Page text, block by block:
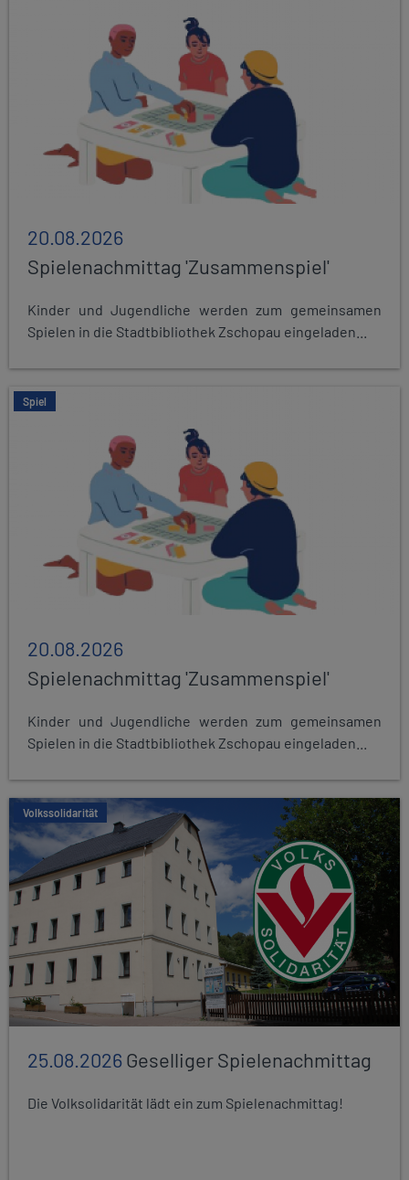
20.08.2026
Spielenachmittag 'Zusammenspiel'
Kinder und Jugendliche werden zum gemeinsamen
Spielen in die Stadtbibliothek Zschopau eingeladen...
Spiel
20.08.2026
Spielenachmittag 'Zusammenspiel'
Kinder und Jugendliche werden zum gemeinsamen
Spielen in die Stadtbibliothek Zschopau eingeladen...
Volkssolidarität
25.08.2026Geselliger Spielenachmittag
Die Volksolidarität lädt ein zum Spielenachmittag!